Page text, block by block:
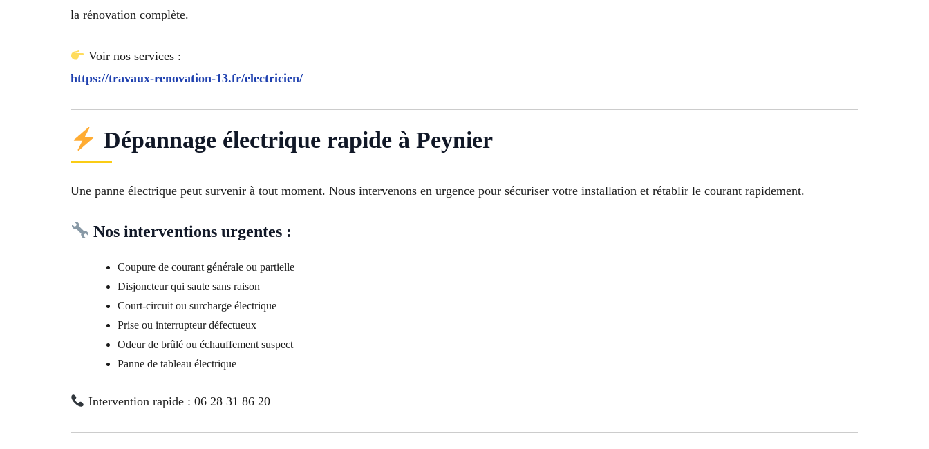
la rénovation complète.
Voir nos services :
https://travaux-renovation-13.fr/electricien/
Dépannage électrique rapide à Peynier
Une panne électrique peut survenir à tout moment. Nous intervenons en urgence pour sécuriser votre installation et rétablir le courant rapidement.
Nos interventions urgentes :
Coupure de courant générale ou partielle
Disjoncteur qui saute sans raison
Court-circuit ou surcharge électrique
Prise ou interrupteur défectueux
Odeur de brûlé ou échauffement suspect
Panne de tableau électrique
Intervention rapide : 06 28 31 86 20